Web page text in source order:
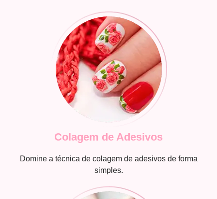
Colagem de Adesivos
Domine a técnica de colagem de adesivos de forma
simples.